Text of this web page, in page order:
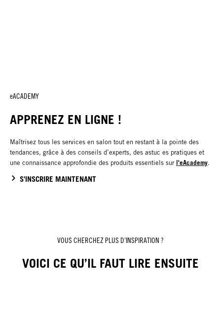
eACADEMY
APPRENEZ EN LIGNE !
Maîtrisez tous les services en salon tout en restant à la pointe des
tendances, grâce à des conseils d’experts, des astuc es pratiques et
une connaissance approfondie des produits essentiels sur l'eAcademy.
S'INSCRIRE MAINTENANT
VOUS CHERCHEZ PLUS D’INSPIRATION ?
VOICI CE QU’IL FAUT LIRE ENSUITE